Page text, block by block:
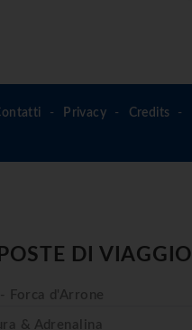
Privacy Credits
DI VIAGGIO
Forca d'Arrone
& Adrenalina